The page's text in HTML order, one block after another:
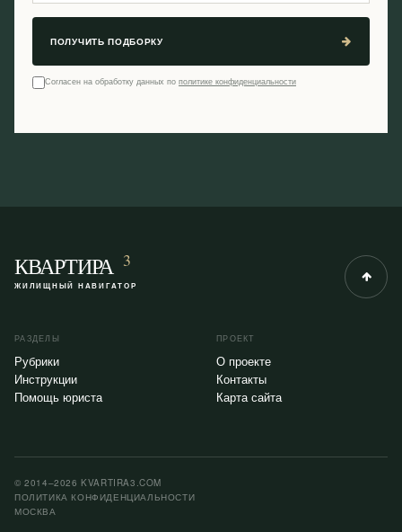
ПОЛУЧИТЬ ПОДБОРКУ
Согласен на обработку данных по политике конфиденциальности
КВАРТИРА 3
ЖИЛИЩНЫЙ НАВИГАТОР
РАЗДЕЛЫ
Рубрики
Инструкции
Помощь юриста
ПРОЕКТ
О проекте
Контакты
Карта сайта
© 2014–2026 KVARTIRA3.COM
ПОЛИТИКА КОНФИДЕНЦИАЛЬНОСТИ
МОСКВА